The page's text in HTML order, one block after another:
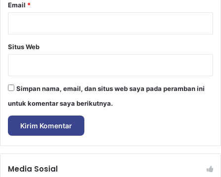
Email *
Situs Web
Simpan nama, email, dan situs web saya pada peramban ini
untuk komentar saya berikutnya.
Media Sosial